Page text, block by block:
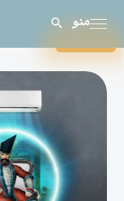
منو
بستن